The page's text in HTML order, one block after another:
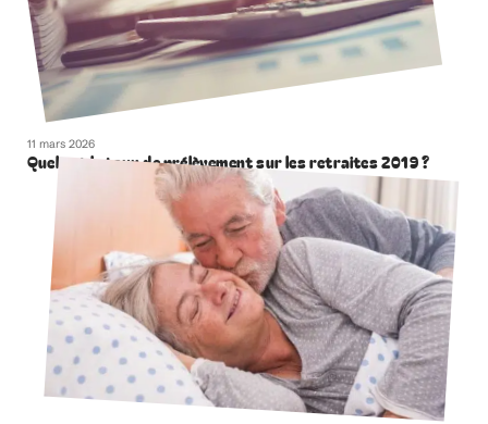
11 mars 2026
Quel est le taux de prélèvement sur les retraites 2019 ?